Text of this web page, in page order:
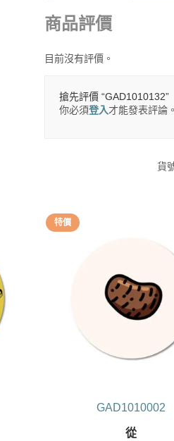
商品評價
目前沒有評價。
搶先評價 “GAD1010132”
你必須登入才能發表評論。
貨
特價
GAD1010002
從